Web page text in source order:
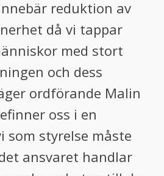
reduktion av
då vi tappar
med stort
och dess
ordförande Malin
oss i en
som styrelse måste
ansvaret handlar